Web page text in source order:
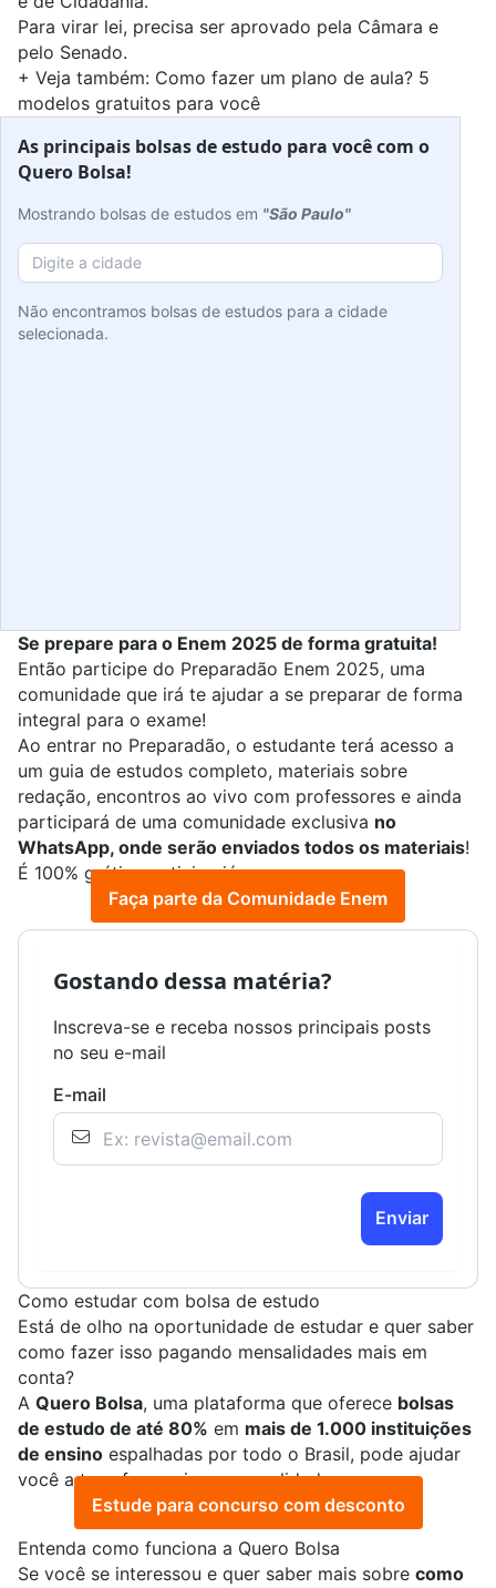
Para virar lei, precisa ser aprovado pela Câmara e
pelo Senado.
+ Veja também: Como fazer um plano de aula? 5
modelos gratuitos para você
As principais bolsas de estudo para você com o
Quero Bolsa!
Mostrando bolsas de estudos em "São Paulo"
Não encontramos bolsas de estudos para a cidade
selecionada.
Se prepare para o Enem 2025 de forma gratuita!
Então participe do Preparadão Enem 2025, uma
comunidade que irá te ajudar a se preparar de forma
integral para o exame!
Ao entrar no Preparadão, o estudante terá acesso a
um guia de estudos completo, materiais sobre
redação, encontros ao vivo com professores e ainda
participará de uma comunidade exclusiva no
WhatsApp, onde serão enviados todos os materiais!
É 100% grátis, participe já:
Faça parte da Comunidade Enem
Gostando dessa matéria?
Inscreva-se e receba nossos principais posts
no seu e-mail
E-mail
Enviar
Como estudar com bolsa de estudo
Está de olho na oportunidade de estudar e quer saber
como fazer isso pagando mensalidades mais em
conta?
A Quero Bolsa, uma plataforma que oferece bolsas
de estudo de até 80% em mais de 1.000 instituições
de ensino espalhadas por todo o Brasil, pode ajudar
você a transformar isso em realidade.
Estude para concurso com desconto
Entenda como funciona a Quero Bolsa
Se você se interessou e quer saber mais sobre como